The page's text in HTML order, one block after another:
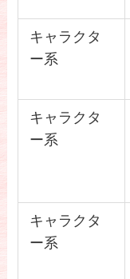
キャラクタ
ー系
キャラクタ
ー系
キャラクタ
ー系